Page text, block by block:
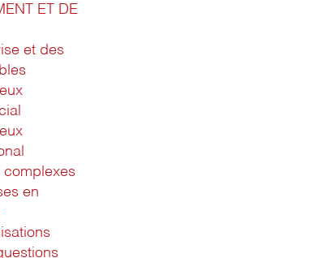
ET DE
et des
complexes
en